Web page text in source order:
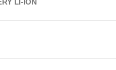
LI-ION